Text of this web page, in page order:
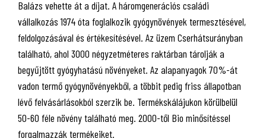
Balázs vehette át a díjat. A háromgenerációs családi
vállalkozás 1974 óta foglalkozik gyógynövények termesztésével,
feldolgozásával és értékesítésével. Az üzem Cserhátsurányban
található, ahol 3000 négyzetméteres raktárban tárolják a
begyűjtött gyógyhatású növényeket. Az alapanyagok 70%-át
vadon termő gyógynövényekből, a többit pedig friss állapotban
lévő felvásárlásokból szerzik be. Termékskálájukon körülbelül
50-60 féle növény található meg. 2000-től Bio minősítéssel
forgalmazzák termékeiket.